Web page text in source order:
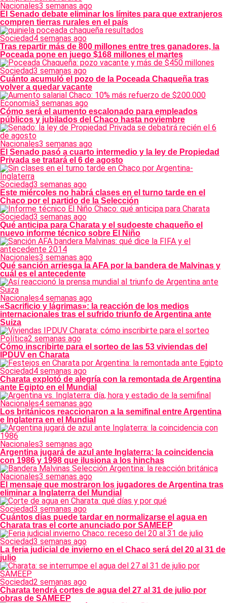
Nacionales3 semanas ago
El Senado debate eliminar los límites para que extranjeros
compren tierras rurales en el país
Sociedad4 semanas ago
Tras repartir más de 800 millones entre tres ganadores, la
Poceada pone en juego $168 millones el martes
Sociedad3 semanas ago
Cuánto acumuló el pozo de la Poceada Chaqueña tras
volver a quedar vacante
Economía3 semanas ago
Cómo será el aumento escalonado para empleados
públicos y jubilados del Chaco hasta noviembre
Nacionales3 semanas ago
El Senado pasó a cuarto intermedio y la ley de Propiedad
Privada se tratará el 6 de agosto
Sociedad3 semanas ago
Este miércoles no habrá clases en el turno tarde en el
Chaco por el partido de la Selección
Sociedad3 semanas ago
Qué anticipa para Charata y el sudoeste chaqueño el
nuevo informe técnico sobre El Niño
Nacionales3 semanas ago
Qué sanción arriesga la AFA por la bandera de Malvinas y
cuál es el antecedente
Nacionales4 semanas ago
«Sacrificio y lágrimas»: la reacción de los medios
internacionales tras el sufrido triunfo de Argentina ante
Suiza
Política2 semanas ago
Cómo inscribirte para el sorteo de las 53 viviendas del
IPDUV en Charata
Sociedad4 semanas ago
Charata explotó de alegría con la remontada de Argentina
ante Egipto en el Mundial
Nacionales4 semanas ago
Los británicos reaccionaron a la semifinal entre Argentina
e Inglaterra en el Mundial
Nacionales3 semanas ago
Argentina jugará de azul ante Inglaterra: la coincidencia
con 1986 y 1998 que ilusiona a los hinchas
Nacionales3 semanas ago
El mensaje que mostraron los jugadores de Argentina tras
eliminar a Inglaterra del Mundial
Sociedad3 semanas ago
Cuántos días puede tardar en normalizarse el agua en
Charata tras el corte anunciado por SAMEEP
Sociedad3 semanas ago
La feria judicial de invierno en el Chaco será del 20 al 31 de
julio
Sociedad2 semanas ago
Charata tendrá cortes de agua del 27 al 31 de julio por
obras de SAMEEP